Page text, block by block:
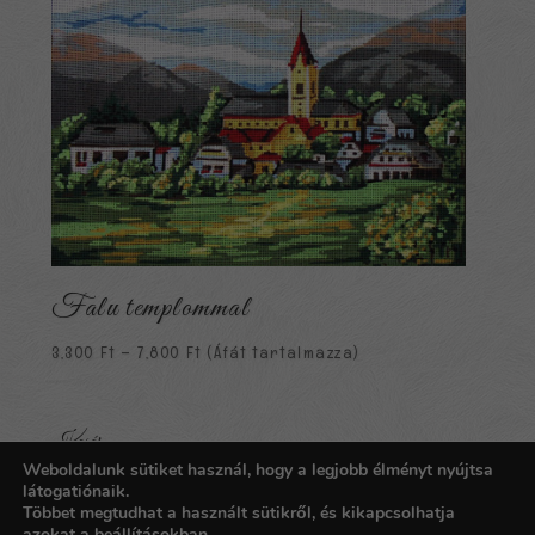
Falu templommal
3,300 Ft – 7,800 Ft Ártartomány:
(Áfát tartalmazza)
Kosár
Nincsenek termékek a kosárban.
Weboldalunk sütiket használ, hogy a legjobb élményt nyújtsa
látogatiónaik.
Többet megtudhat a használt sütikről, és kikapcsolhatja